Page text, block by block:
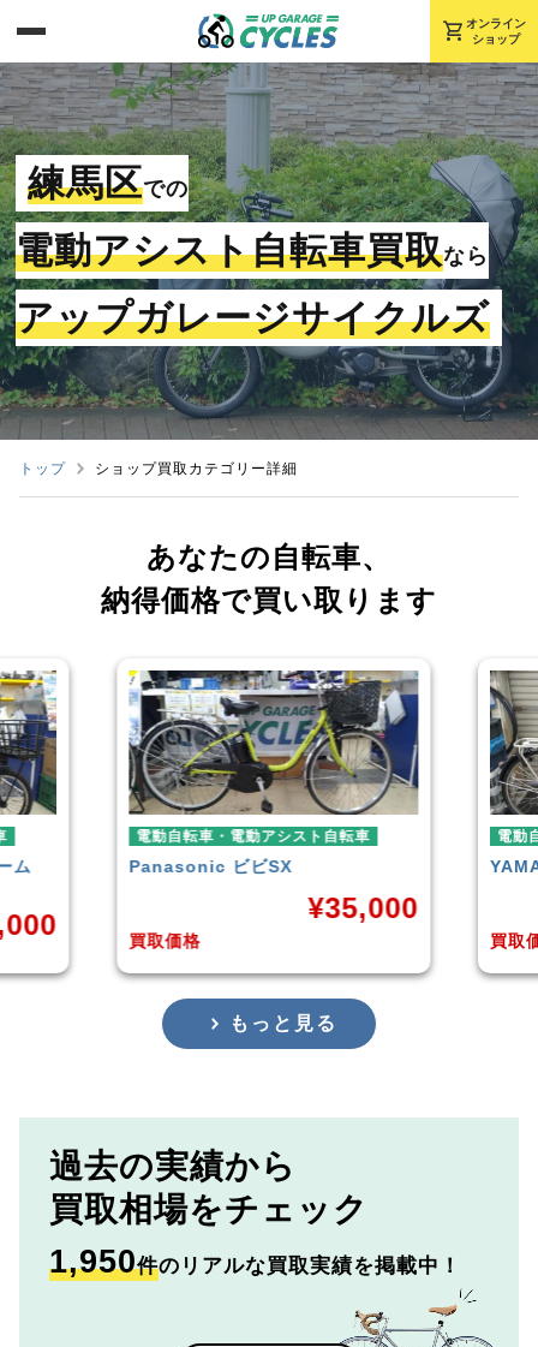
shopping_cart オンライン
ショップ
練馬区での
電動アシスト自転車買取なら
アップガレージサイクルズ
トップ ショップ買取カテゴリー詳細
あなたの自転車、
納得価格で買い取ります
電動自転車・電動アシスト自転車
PanasonicビビSX
買取価格
35,000
電動自転
YAMAHA
買取価格
もっと見る
過去の実績から
買取相場をチェック
1,950件のリアルな買取実績を掲載中！